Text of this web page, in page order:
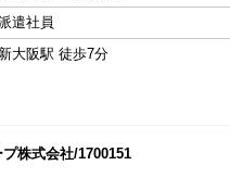
遣社員
新大阪駅 徒歩7分
株式会社/1700151